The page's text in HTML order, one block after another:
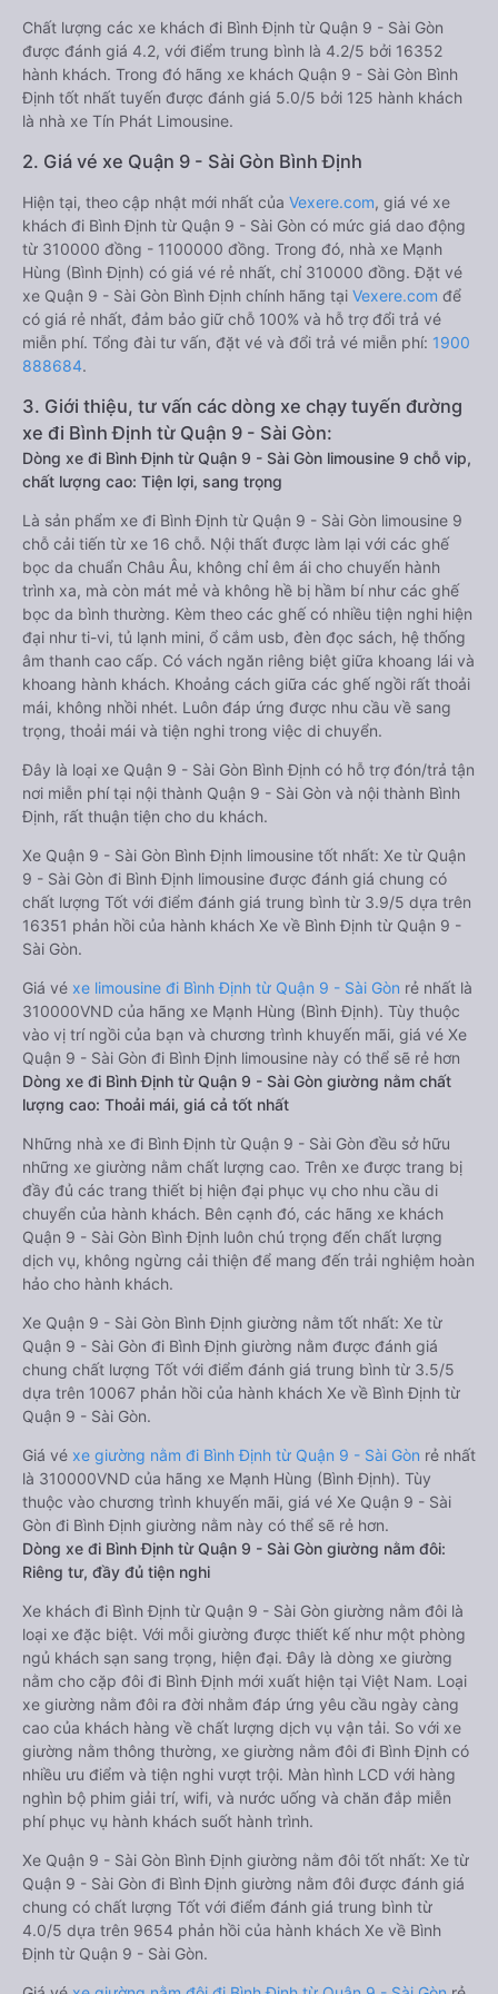
Chất lượng các xe khách đi Bình Định từ Quận 9 - Sài Gòn
được đánh giá 4.2, với điểm trung bình là 4.2/5 bởi 16352
hành khách. Trong đó hãng xe khách Quận 9 - Sài Gòn Bình
Định tốt nhất tuyến được đánh giá 5.0/5 bởi 125 hành khách
là nhà xe Tín Phát Limousine.
2. Giá vé xe Quận 9 - Sài Gòn Bình Định
Hiện tại, theo cập nhật mới nhất của Vexere.com, giá vé xe
khách đi Bình Định từ Quận 9 - Sài Gòn có mức giá dao động
từ 310000 đồng - 1100000 đồng. Trong đó, nhà xe Mạnh
Hùng (Bình Định) có giá vé rẻ nhất, chỉ 310000 đồng. Đặt vé
xe Quận 9 - Sài Gòn Bình Định chính hãng tại Vexere.com để
có giá rẻ nhất, đảm bảo giữ chỗ 100% và hỗ trợ đổi trả vé
miễn phí. Tổng đài tư vấn, đặt vé và đổi trả vé miễn phí: 1900
888684.
3. Giới thiệu, tư vấn các dòng xe chạy tuyến đường
xe đi Bình Định từ Quận 9 - Sài Gòn:
Dòng xe đi Bình Định từ Quận 9 - Sài Gòn limousine 9 chỗ vip,
chất lượng cao: Tiện lợi, sang trọng
Là sản phẩm xe đi Bình Định từ Quận 9 - Sài Gòn limousine 9
chỗ cải tiến từ xe 16 chỗ. Nội thất được làm lại với các ghế
bọc da chuẩn Châu Âu, không chỉ êm ái cho chuyến hành
trình xa, mà còn mát mẻ và không hề bị hầm bí như các ghế
bọc da bình thường. Kèm theo các ghế có nhiều tiện nghi hiện
đại như ti-vi, tủ lạnh mini, ổ cắm usb, đèn đọc sách, hệ thống
âm thanh cao cấp. Có vách ngăn riêng biệt giữa khoang lái và
khoang hành khách. Khoảng cách giữa các ghế ngồi rất thoải
mái, không nhồi nhét. Luôn đáp ứng được nhu cầu về sang
trọng, thoải mái và tiện nghi trong việc di chuyển.
Đây là loại xe Quận 9 - Sài Gòn Bình Định có hỗ trợ đón/trả tận
nơi miễn phí tại nội thành Quận 9 - Sài Gòn và nội thành Bình
Định, rất thuận tiện cho du khách.
Xe Quận 9 - Sài Gòn Bình Định limousine tốt nhất: Xe từ Quận
9 - Sài Gòn đi Bình Định limousine được đánh giá chung có
chất lượng Tốt với điểm đánh giá trung bình từ 3.9/5 dựa trên
16351 phản hồi của hành khách Xe về Bình Định từ Quận 9 -
Sài Gòn.
Giá vé xe limousine đi Bình Định từ Quận 9 - Sài Gòn rẻ nhất là
310000VND của hãng xe Mạnh Hùng (Bình Định). Tùy thuộc
vào vị trí ngồi của bạn và chương trình khuyến mãi, giá vé Xe
Quận 9 - Sài Gòn đi Bình Định limousine này có thể sẽ rẻ hơn
Dòng xe đi Bình Định từ Quận 9 - Sài Gòn giường nằm chất
lượng cao: Thoải mái, giá cả tốt nhất
Những nhà xe đi Bình Định từ Quận 9 - Sài Gòn đều sở hữu
những xe giường nằm chất lượng cao. Trên xe được trang bị
đầy đủ các trang thiết bị hiện đại phục vụ cho nhu cầu di
chuyển của hành khách. Bên cạnh đó, các hãng xe khách
Quận 9 - Sài Gòn Bình Định luôn chú trọng đến chất lượng
dịch vụ, không ngừng cải thiện để mang đến trải nghiệm hoàn
hảo cho hành khách.
Xe Quận 9 - Sài Gòn Bình Định giường nằm tốt nhất: Xe từ
Quận 9 - Sài Gòn đi Bình Định giường nằm được đánh giá
chung chất lượng Tốt với điểm đánh giá trung bình từ 3.5/5
dựa trên 10067 phản hồi của hành khách Xe về Bình Định từ
Quận 9 - Sài Gòn.
Giá vé xe giường nằm đi Bình Định từ Quận 9 - Sài Gòn rẻ nhất
là 310000VND của hãng xe Mạnh Hùng (Bình Định). Tùy
thuộc vào chương trình khuyến mãi, giá vé Xe Quận 9 - Sài
Gòn đi Bình Định giường nằm này có thể sẽ rẻ hơn.
Dòng xe đi Bình Định từ Quận 9 - Sài Gòn giường nằm đôi:
Riêng tư, đầy đủ tiện nghi
Xe khách đi Bình Định từ Quận 9 - Sài Gòn giường nằm đôi là
loại xe đặc biệt. Với mỗi giường được thiết kế như một phòng
ngủ khách sạn sang trọng, hiện đại. Đây là dòng xe giường
nằm cho cặp đôi đi Bình Định mới xuất hiện tại Việt Nam. Loại
xe giường nằm đôi ra đời nhằm đáp ứng yêu cầu ngày càng
cao của khách hàng về chất lượng dịch vụ vận tải. So với xe
giường nằm thông thường, xe giường nằm đôi đi Bình Định có
nhiều ưu điểm và tiện nghi vượt trội. Màn hình LCD với hàng
nghìn bộ phim giải trí, wifi, và nước uống và chăn đắp miễn
phí phục vụ hành khách suốt hành trình.
Xe Quận 9 - Sài Gòn Bình Định giường nằm đôi tốt nhất: Xe từ
Quận 9 - Sài Gòn đi Bình Định giường nằm đôi được đánh giá
chung có chất lượng Tốt với điểm đánh giá trung bình từ
4.0/5 dựa trên 9654 phản hồi của hành khách Xe về Bình
Định từ Quận 9 - Sài Gòn.